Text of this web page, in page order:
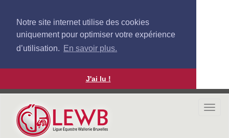
Notre site internet utilise des cookies
uniquement pour optimiser votre expérience
d’utilisation. En savoir plus.
J'ai lu !
Aller
contenu
principal